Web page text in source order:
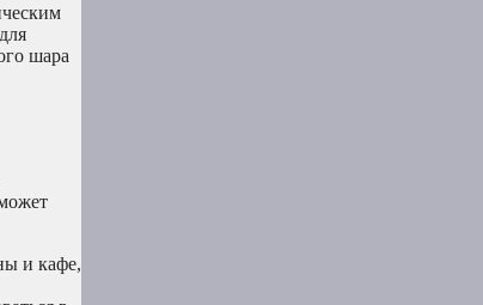
шара
и кафе,